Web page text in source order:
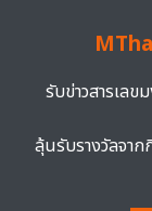
รับข่าวสารเลข
ลุ้นรับรางวัลจา